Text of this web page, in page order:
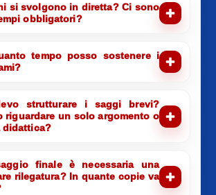
si svolgono in diretta? Ci sono
obbligatori?
tempo posso sostenere i
strutturare i saggi brevi?
riguardare un solo argomento o
didattica?
finale è necessaria una
rilegatura? In quante copie va